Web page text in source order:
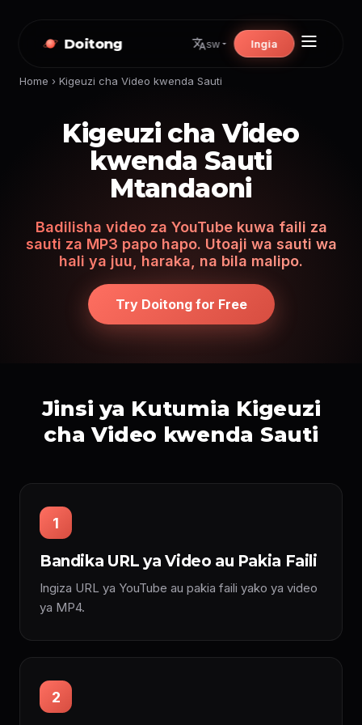
Doitong sw Ingia
Home › Kigeuzi cha Video kwenda Sauti
Kigeuzi cha Video
kwenda Sauti
Mtandaoni
Badilisha video za YouTube kuwa faili za
sauti za MP3 papo hapo. Utoaji wa sauti wa
hali ya juu, haraka, na bila malipo.
Try Doitong for Free
Jinsi ya Kutumia Kigeuzi
cha Video kwenda Sauti
1
Bandika URL ya Video au Pakia Faili
Ingiza URL ya YouTube au pakia faili yako ya video
ya MP4.
2